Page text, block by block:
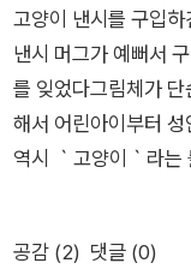
는 것 같은 충격이었
의 정체성을 인지하
런데 말이예요. 저는
든요. 그래서 말인데
요?” (p. 231) 어쩌면
있는가?'는 우리가
기 때문이다. 우리는
낸시>의 주인공은 어
이고 사랑으로 대해
닐까. 그들의 따뜻한
록 귀엽고 다정하고
신을 그렇게 아끼고
‘사냥감’으로 생각
무시한 일은 절대로
가 추워해” 하고 말
망설이는데, 고양이인
는 얼른 ‘우리 집’으
니다.“세상에서 가장
은 친구가 될 수 있을
슨 역이 하고 싶니?”
이 낸시》는 만화책이
고양이 낸시를 구입
낸시 머그가 예뻐서
를 잊었다그림체가
해서 어린아이부터
역시 ｀고양이｀라는
공감 (2) 댓글 (0)